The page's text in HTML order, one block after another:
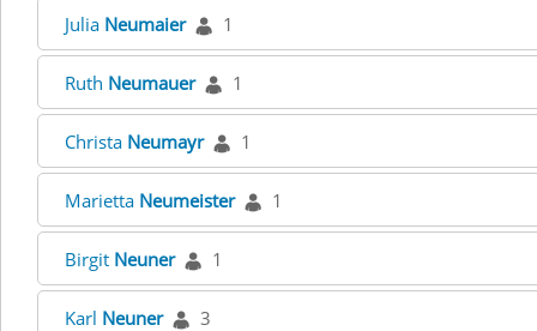
Julia Neumaier 1
Ruth Neumauer 1
Christa Neumayr 1
Marietta Neumeister 1
Birgit Neuner 1
Karl Neuner 3